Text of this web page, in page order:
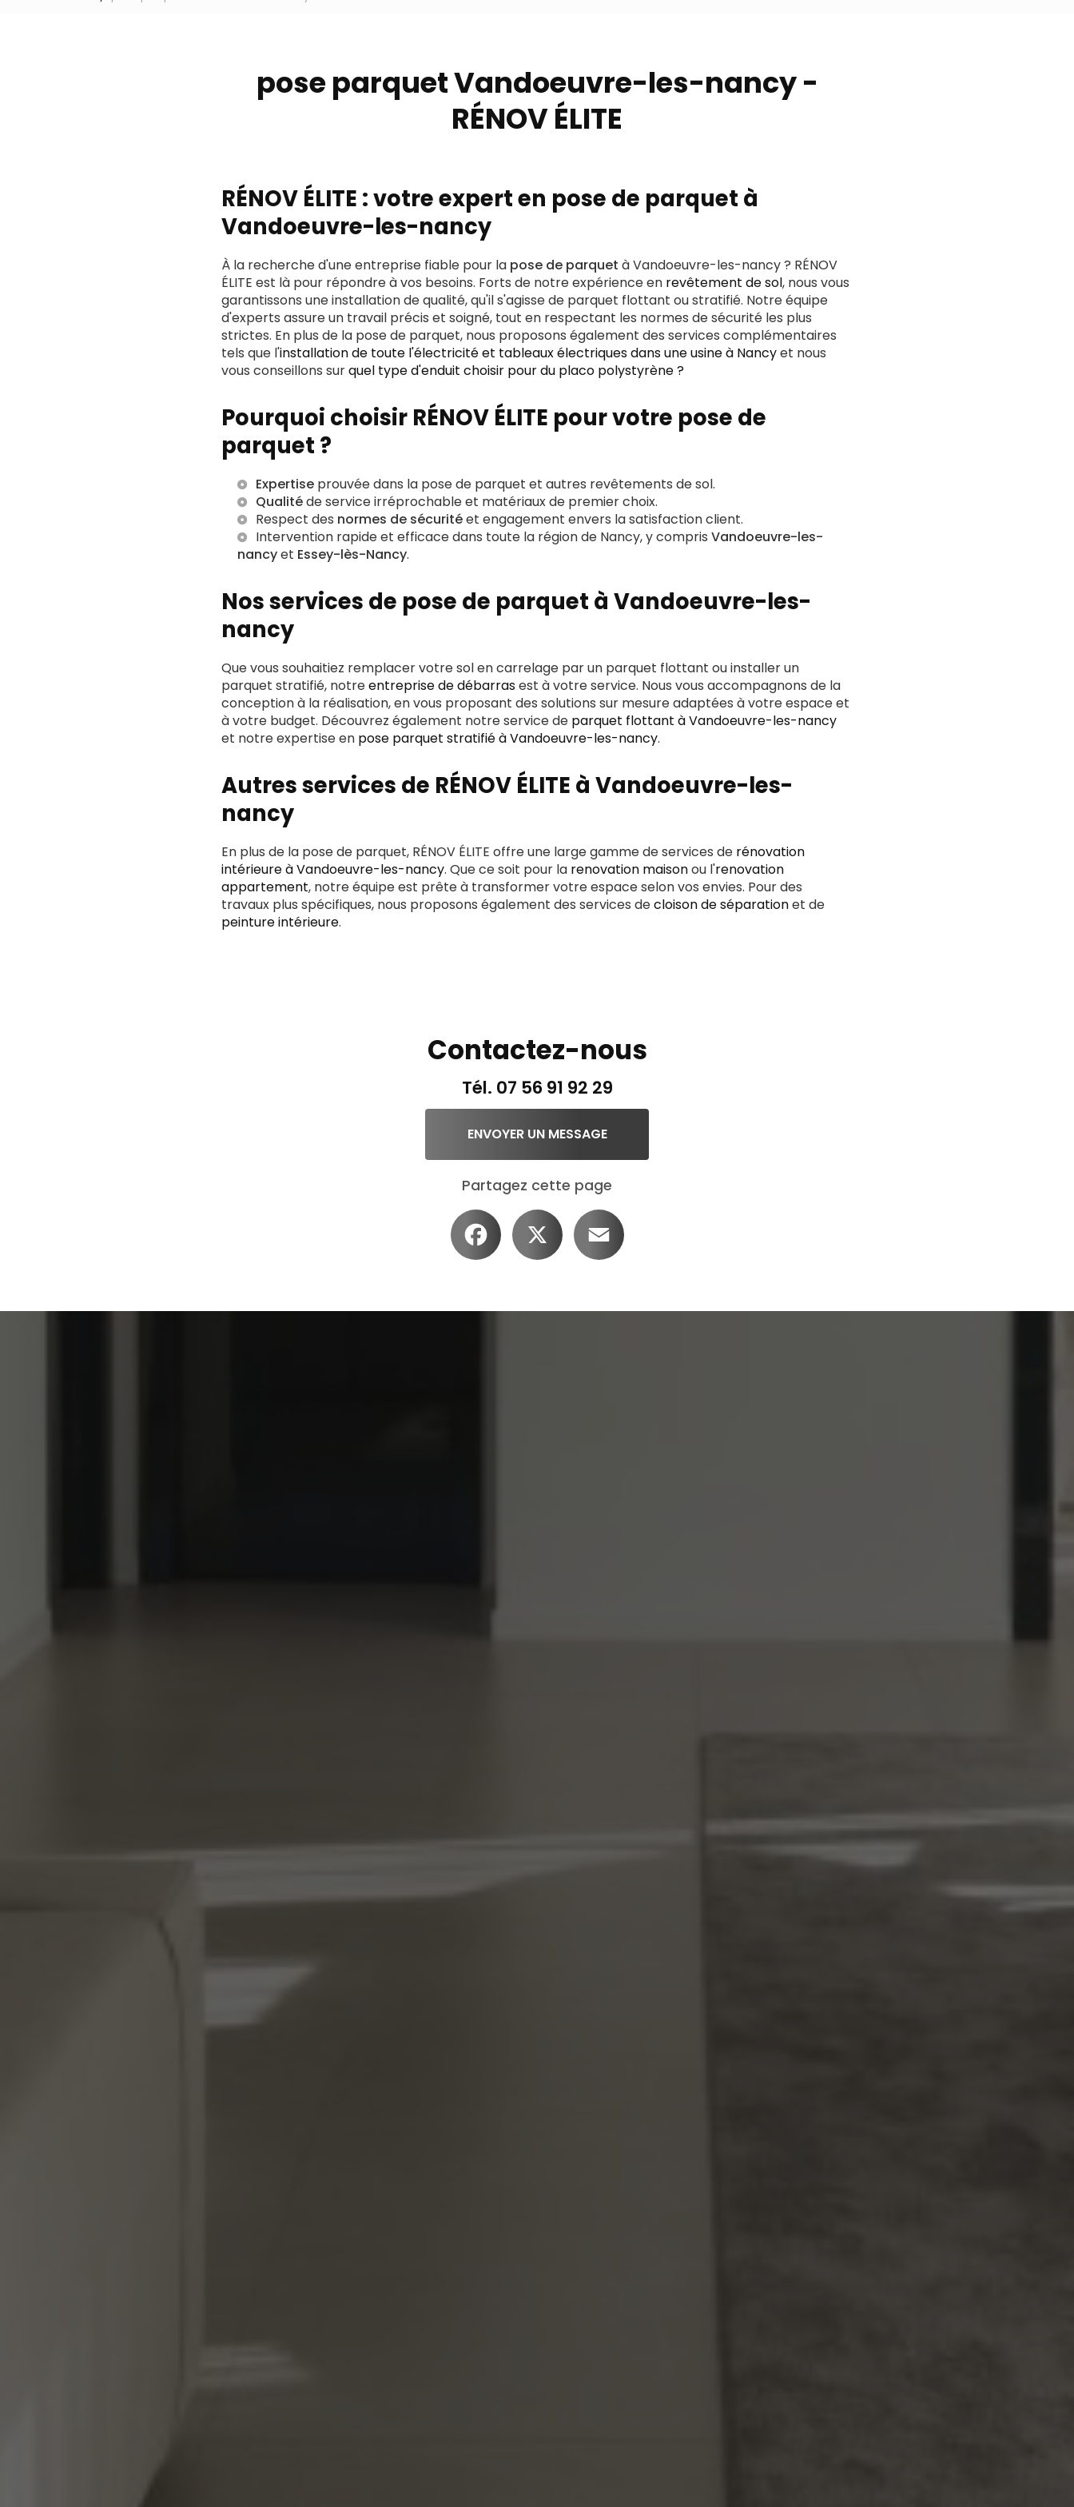
pose parquet Vandoeuvre-les-nancy -
RÉNOV ÉLITE
RÉNOV ÉLITE : votre expert en pose de parquet à
Vandoeuvre-les-nancy
À la recherche d'une entreprise fiable pour la pose de parquet à Vandoeuvre-les-nancy ? RÉNOV
ÉLITE est là pour répondre à vos besoins. Forts de notre expérience en revêtement de sol, nous vous
garantissons une installation de qualité, qu'il s'agisse de parquet flottant ou stratifié. Notre équipe
d'experts assure un travail précis et soigné, tout en respectant les normes de sécurité les plus
strictes. En plus de la pose de parquet, nous proposons également des services complémentaires
tels que l'installation de toute l'électricité et tableaux électriques dans une usine à Nancyet nous
vous conseillons surquel type d'enduit choisir pour du placo polystyrène ?
Pourquoi choisir RÉNOV ÉLITE pour votre pose de
parquet ?
Expertise prouvée dans la pose de parquet et autres revêtements de sol.
Qualitéde service irréprochable et matériaux de premier choix.
Respect des normes de sécuritéet engagement envers la satisfaction client.
Intervention rapide et efficace dans toute la région de Nancy, y compris Vandoeuvre-les-
nancyet Essey-lès-Nancy.
Nos services de pose de parquet à Vandoeuvre-les-
nancy
Que vous souhaitiez remplacer votre sol en carrelage par un parquet flottant ou installer un
parquet stratifié, notreentreprise de débarrasest à votre service. Nous vous accompagnons de la
conception à la réalisation, en vous proposant des solutions sur mesure adaptées à votre espace et
à votre budget. Découvrez également notre service de parquet flottant à Vandoeuvre-les-nancy
et notre expertise en pose parquet stratifié à Vandoeuvre-les-nancy.
Autres services de RÉNOV ÉLITE à Vandoeuvre-les-
nancy
En plus de la pose de parquet, RÉNOV ÉLITE offre une large gamme de services de rénovation
intérieure à Vandoeuvre-les-nancy. Que ce soit pour la renovation maisonou l'renovation
appartement, notre équipe est prête à transformer votre espace selon vos envies. Pour des
travaux plus spécifiques, nous proposons également des services decloison de séparationet de
peinture intérieure.
Contactez-nous
Tél. 07 56 91 92 29
ENVOYER UN MESSAGE
Partagez cette page
Facebook